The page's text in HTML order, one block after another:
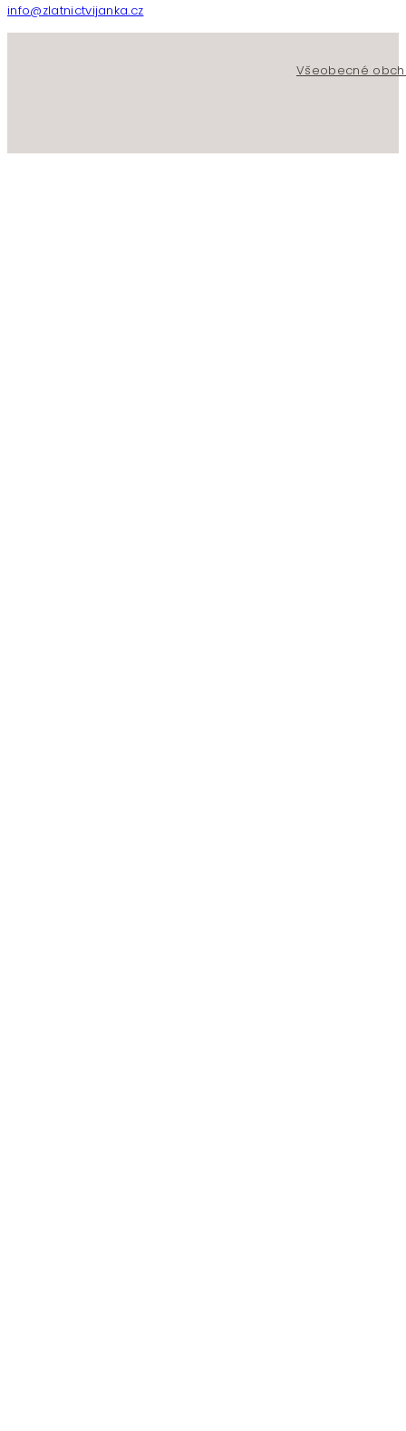
info@zlatnictvijanka.cz
Všeobecné